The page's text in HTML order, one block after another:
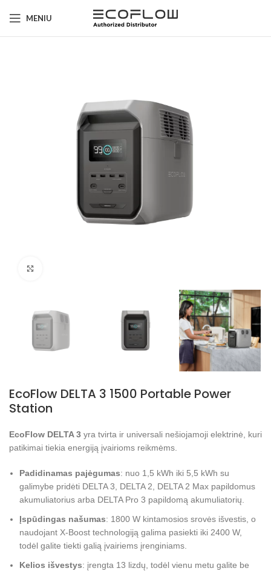
MENIU
EcoFlow DELTA 3 1500 Portable Power
Station
EcoFlow DELTA 3 yra tvirta ir universali nešiojamoji elektrinė, kuri
patikimai tiekia energiją įvairioms reikmėms.
Padidinamas pajėgumas: nuo 1,5 kWh iki 5,5 kWh su
galimybe pridėti DELTA 3, DELTA 2, DELTA 2 Max papildomus
akumuliatorius arba DELTA Pro 3 papildomą akumuliatorių.
Įspūdingas našumas: 1800 W kintamosios srovės išvestis, o
naudojant X-Boost technologiją galima pasiekti iki 2400 W,
todėl galite tiekti galią įvairiems įrenginiams.
Kelios išvestys: įrengta 13 lizdų, todėl vienu metu galite be